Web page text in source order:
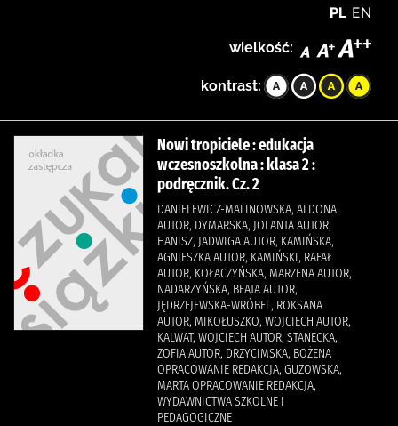
PL EN
wielkość:
kontrast:
Nowi tropiciele : edukacja
wczesnoszkolna : klasa 2 :
podręcznik. Cz. 2
DANIELEWICZ-MALINOWSKA, ALDONA
AUTOR, DYMARSKA, JOLANTA AUTOR,
HANISZ, JADWIGA AUTOR, KAMIŃSKA,
AGNIESZKA AUTOR, KAMIŃSKI, RAFAŁ
AUTOR, KOŁACZYŃSKA, MARZENA AUTOR,
NADARZYŃSKA, BEATA AUTOR,
JĘDRZEJEWSKA-WRÓBEL, ROKSANA
AUTOR, MIKOŁUSZKO, WOJCIECH AUTOR,
KALWAT, WOJCIECH AUTOR, STANECKA,
ZOFIA AUTOR, DRZYCIMSKA, BOŻENA
OPRACOWANIE REDAKCJA, GUZOWSKA,
MARTA OPRACOWANIE REDAKCJA,
WYDAWNICTWA SZKOLNE I
PEDAGOGICZNE